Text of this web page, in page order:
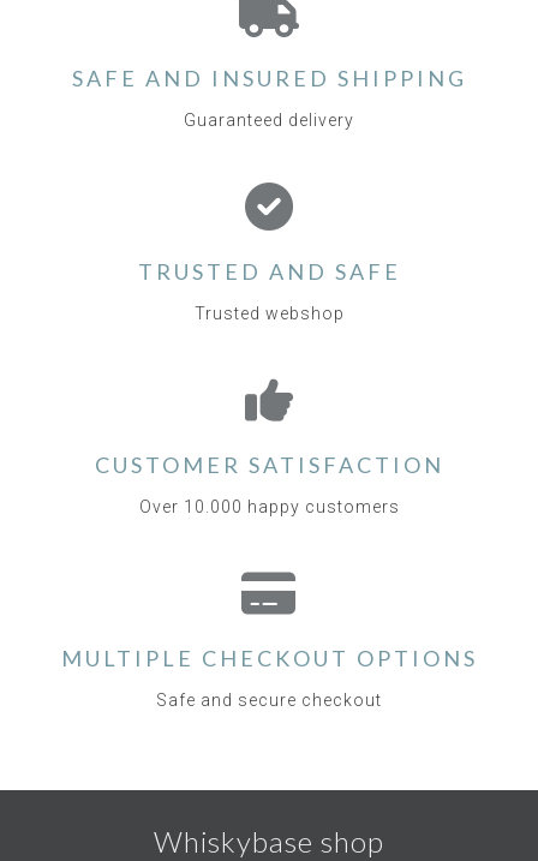
SAFE AND INSURED SHIPPING
Guaranteed delivery
TRUSTED AND SAFE
Trusted webshop
CUSTOMER SATISFACTION
Over 10.000 happy customers
MULTIPLE CHECKOUT OPTIONS
Safe and secure checkout
Whiskybase shop